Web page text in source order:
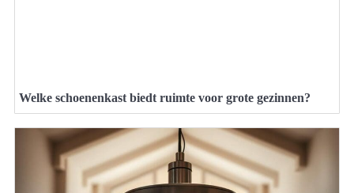
Welke schoenenkast biedt ruimte voor grote gezinnen?